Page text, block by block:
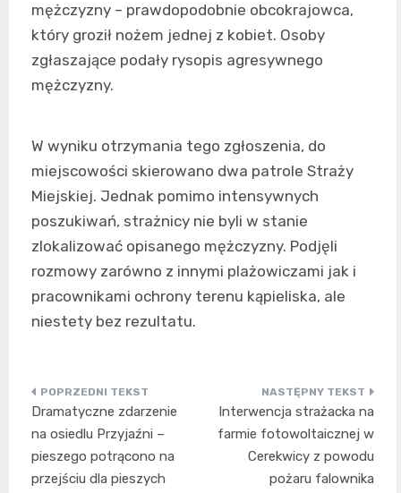
mężczyzny – prawdopodobnie obcokrajowca,
który groził nożem jednej z kobiet. Osoby
zgłaszające podały rysopis agresywnego
mężczyzny.
W wyniku otrzymania tego zgłoszenia, do
miejscowości skierowano dwa patrole Straży
Miejskiej. Jednak pomimo intensywnych
poszukiwań, strażnicy nie byli w stanie
zlokalizować opisanego mężczyzny. Podjęli
rozmowy zarówno z innymi plażowiczami jak i
pracownikami ochrony terenu kąpieliska, ale
niestety bez rezultatu.
Nawigacja
wpisu
Dramatyczne zdarzenie
na osiedlu Przyjaźni –
pieszego potrącono na
przejściu dla pieszych
Interwencja strażacka na
farmie fotowoltaicznej w
Cerekwicy z powodu
pożaru falownika